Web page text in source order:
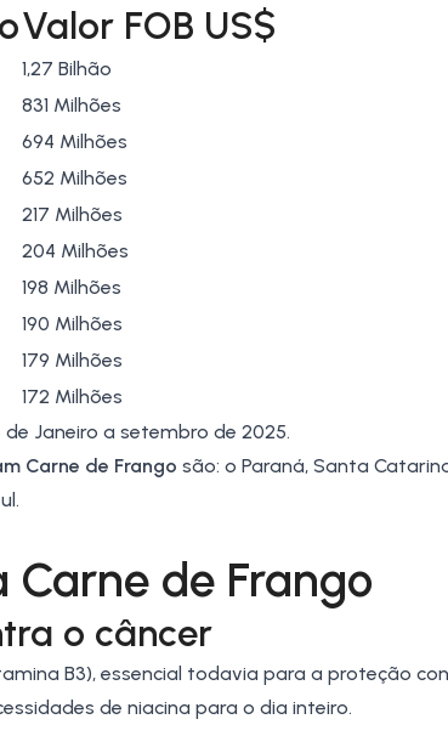
Valor FOB US$
1,27 Bilhão
831 Milhões
694 Milhões
652 Milhões
217 Milhões
204 Milhões
198 Milhões
190 Milhões
179 Milhões
172 Milhões
Janeiro a setembro de 2025.
Carne de Frango são: o Paraná, Santa
.
Carne de Frango
o câncer
B3), essencial todavia para a proteção
de niacina para o dia inteiro.